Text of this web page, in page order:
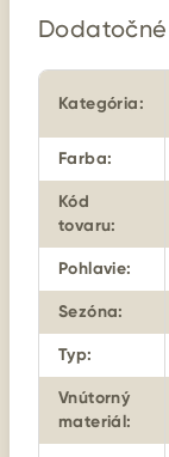
Kategória:
Farba:
Kód
tovaru:
Pohlavie:
Sezóna:
Typ:
Vnútorný
materiál: